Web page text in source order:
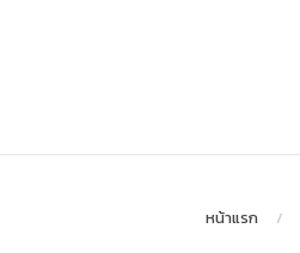
หน้าแรก